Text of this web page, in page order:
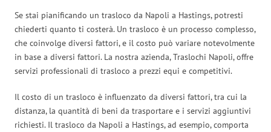
Se stai pianificando un trasloco da Napoli a Hastings, potresti
chiederti quanto ti costerà. Un trasloco è un processo complesso,
che coinvolge diversi fattori, e il costo può variare notevolmente
in base a diversi fattori. La nostra azienda, Traslochi Napoli, offre
servizi professionali di trasloco a prezzi equi e competitivi.
Il costo di un trasloco è influenzato da diversi fattori, tra cui la
distanza, la quantità di beni da trasportare e i servizi aggiuntivi
richiesti. Il trasloco da Napoli a Hastings, ad esempio, comporta